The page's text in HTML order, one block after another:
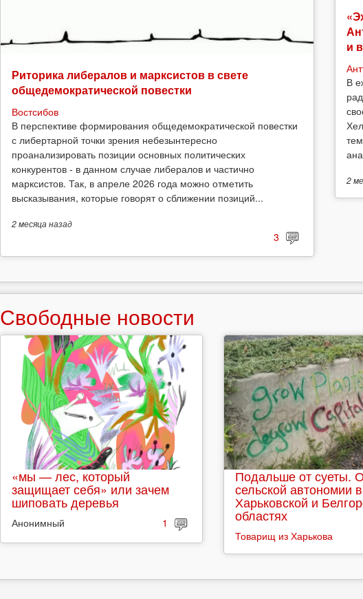
Риторика либералов и марксистов в свете
общедемократической повестки
Востсибов
В перспективе формирования общедемократической повестки
с либертарной точки зрения небезынтересно
проанализировать позиции основных политических
конкурентов - в данном случае либералов и частично
марксистов. Так, в апреле 2026 года можно отметить
высказывания, которые говорят о сближении позиций...
2 месяца назад
3
и
В
2
Свободные новости
«мы — лес, который
защищает себя» или зачем
шиповать деревья
Анонимный 1
Подальше от суеты.
сельской автономии в
Харьковской и
областях
Товарищ из Харькова